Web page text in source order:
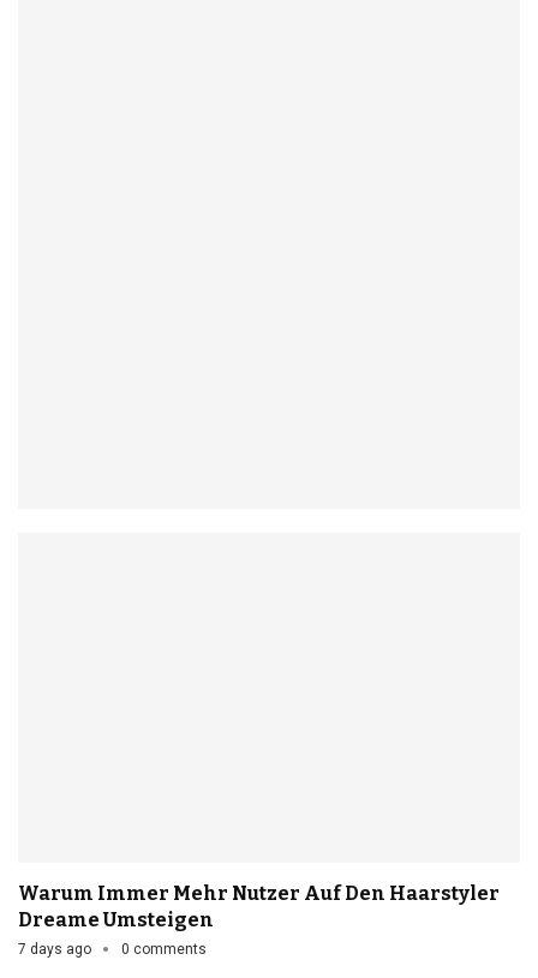
Warum Immer Mehr Nutzer Auf Den Haarstyler
Dreame Umsteigen
7 days ago 0 comments